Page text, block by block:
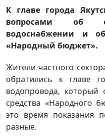
К главе города
вопросами об
водоснабжении и
«Народный бюджет».
Жители частного
обратились к главе
водопровода,
средства «Народного
это время показания
разные.